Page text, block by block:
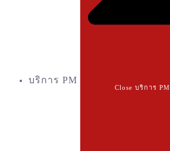
บริการ PM
Close บริการ PM